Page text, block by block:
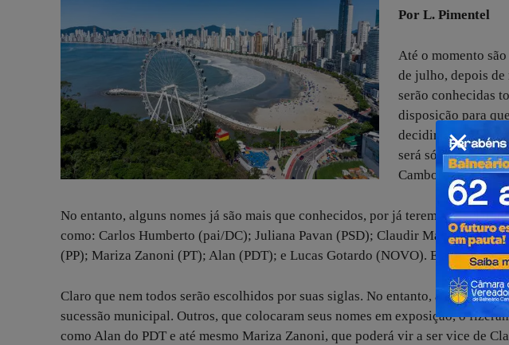
Por L. Pimentel
Até o momento são
de julho, depois
serão conhecidas
disposição para
decidir,
será só confirmar
Camboriú nos
No entanto, alguns nomes já são mais que conhecidos, por já terem se
como: Carlos Humberto (pai/DC); Juliana Pavan (PSD); Claudir Maciel (PSB);
(PP); Mariza Zanoni (PT); Alan (PDT); e Lucas Gotardo (NOVO). E algum
Claro que nem todos serão escolhidos por suas siglas. No entanto, a maioria
sucessão municipal. Outros, que colocaram seus nomes em exposição, o
como Alan do PDT e até mesmo Mariza Zanoni, que poderá vir a ser vice de